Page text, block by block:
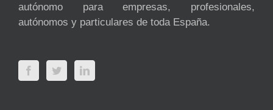
autónomo para empresas, profesionales,
autónomos y particulares de toda España.